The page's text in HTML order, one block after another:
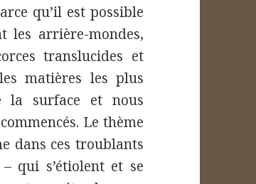
qu’il est possible
les arrière-mondes,
translucides et
matières les plus
la surface et nous
Le thème
dans ces troublants
qui s’étiolent et se